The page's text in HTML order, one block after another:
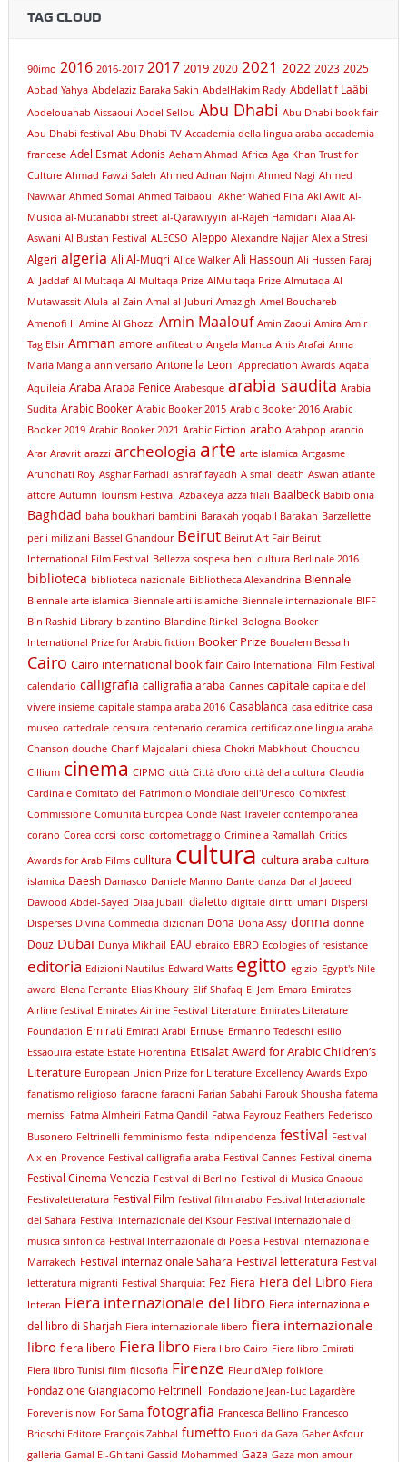
TAG CLOUD
90imo 2016 2016-2017 2017 2019 2020 2021 2022 2023 2025
Abbad Yahya Abdelaziz Baraka Sakin AbdelHakim Rady Abdellatif Laâbi
Abdelouahab Aissaoui Abdel Sellou Abu Dhabi Abu Dhabi book fair
Abu Dhabi festival Abu Dhabi TV Accademia della lingua araba accademia
francese Adel Esmat Adonis Aeham Ahmad Africa Aga Khan Trust for
Culture Ahmad Fawzi Saleh Ahmed Adnan Najm Ahmed Nagi Ahmed
Nawwar Ahmed Somai Ahmed Taibaoui Akher Wahed Fina Akl Awit Al-
Musiqa al-Mutanabbi street al-Qarawiyyin al-Rajeh Hamidani Alaa Al-
Aswani Al Bustan Festival ALECSO Aleppo Alexandre Najjar Alexia Stresi
Algeri algeria Ali Al-Muqri Alice Walker Ali Hassoun Ali Hussen Faraj
Al Jaddaf Al Multaqa Al Multaqa Prize AlMultaqa Prize Almutaqa Al
Mutawassit Alula al Zain Amal al-Juburi Amazigh Amel Bouchareb
Amenofi II Amine Al Ghozzi Amin Maalouf Amin Zaoui Amira Amir
Tag Elsir Amman amore anfiteatro Angela Manca Anis Arafai Anna
Maria Mangia anniversario Antonella Leoni Appreciation Awards Aqaba
Aquileia Araba Araba Fenice Arabesque arabia saudita Arabia
Sudita Arabic Booker Arabic Booker 2015 Arabic Booker 2016 Arabic
Booker 2019 Arabic Booker 2021 Arabic Fiction arabo Arabpop arancio
Arar Aravrit arazzi archeologia arte arte islamica Artgasme
Arundhati Roy Asghar Farhadi ashraf fayadh A small death Aswan atlante
attore Autumn Tourism Festival Azbakeya azza filali Baalbeck Babiblonia
Baghdad baha boukhari bambini Barakah yoqabil Barakah Barzellette
per i miliziani Bassel Ghandour Beirut Beirut Art Fair Beirut
International Film Festival Bellezza sospesa beni cultura Berlinale 2016
biblioteca biblioteca nazionale Bibliotheca Alexandrina Biennale
Biennale arte islamica Biennale arti islamiche Biennale internazionale BIFF
Bin Rashid Library bizantino Blandine Rinkel Bologna Booker
International Prize for Arabic fiction Booker Prize Boualem Bessaih
Cairo Cairo international book fair Cairo International Film Festival
calendario calligrafia calligrafia araba Cannes capitale capitale del
vivere insieme capitale stampa araba 2016 Casablanca casa editrice casa
museo cattedrale censura centenario ceramica certificazione lingua araba
Chanson douche Charif Majdalani chiesa Chokri Mabkhout Chouchou
Cillium cinema CIPMO città Città d'oro città della cultura Claudia
Cardinale Comitato del Patrimonio Mondiale dell'Unesco Comixfest
Commissione Comunità Europea Condé Nast Traveler contemporanea
corano Corea corsi corso cortometraggio Crimine a Ramallah Critics
Awards for Arab Films culltura cultura cultura araba cultura
islamica Daesh Damasco Daniele Manno Dante danza Dar al Jadeed
Dawood Abdel-Sayed Diaa Jubaili dialetto digitale diritti umani Dispersi
Dispersés Divina Commedia dizionari Doha Doha Assy donna donne
Douz Dubai Dunya Mikhail EAU ebraico EBRD Ecologies of resistance
editoria Edizioni Nautilus Edward Watts egitto egizio Egypt's Nile
award Elena Ferrante Elias Khoury Elif Shafaq El Jem Emara Emirates
Airline festival Emirates Airline Festival Literature Emirates Literature
Foundation Emirati Emirati Arabi Emuse Ermanno Tedeschi esilio
Essaouira estate Estate Fiorentina Etisalat Award for Arabic Children’s
Literature European Union Prize for Literature Excellency Awards Expo
fanatismo religioso faraone faraoni Farian Sabahi Farouk Shousha fatema
mernissi Fatma Almheiri Fatma Qandil Fatwa Fayrouz Feathers Federisco
Busonero Feltrinelli femminismo festa indipendenza festival Festival
Aix-en-Provence Festival calligrafia araba Festival Cannes Festival cinema
Festival Cinema Venezia Festival di Berlino Festival di Musica Gnaoua
Festivaletteratura Festival Film festival film arabo Festival Interazionale
del Sahara Festival internazionale dei Ksour Festival internazionale di
musica sinfonica Festival Internazionale di Poesia Festival internazionale
Marrakech Festival internazionale Sahara Festival letteratura Festival
letteratura migranti Festival Sharquiat Fez Fiera Fiera del Libro Fiera
Interan Fiera internazionale del libro Fiera internazionale
del libro di Sharjah Fiera internazionale libero fiera internazionale
libro fiera libero Fiera libro Fiera libro Cairo Fiera libro Emirati
Fiera libro Tunisi film filosofia Firenze Fleur d'Alep folklore
Fondazione Giangiacomo Feltrinelli Fondazione Jean-Luc Lagardère
Forever is now For Sama fotografia Francesca Bellino Francesco
Brioschi Editore François Zabbal fumetto Fuori da Gaza Gaber Asfour
galleria Gamal El-Ghitani Gassid Mohammed Gaza Gaza mon amour